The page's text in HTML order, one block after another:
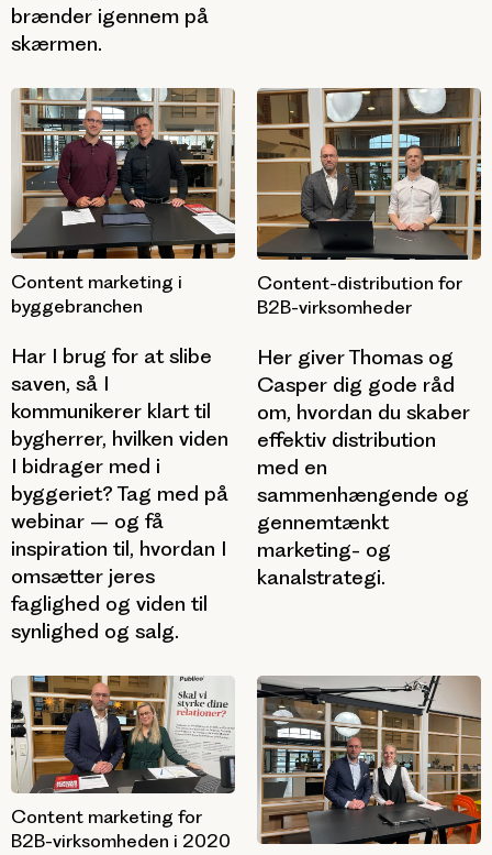
brænder igennem på
skærmen.
Content marketing i
byggebranchen
Har I brug for at slibe
saven, så I
kommunikerer klart til
bygherrer, hvilken viden
I bidrager med i
byggeriet? Tag med på
webinar – og få
inspiration til, hvordan I
omsætter jeres
faglighed og viden til
synlighed og salg.
Content-distribution for
B2B-virksomheder
Her giver Thomas og
Casper dig gode råd
om, hvordan du skaber
effektiv distribution
med en
sammenhængende og
gennemtænkt
marketing- og
kanalstrategi.
Content marketing for
B2B-virksomheden i 2020